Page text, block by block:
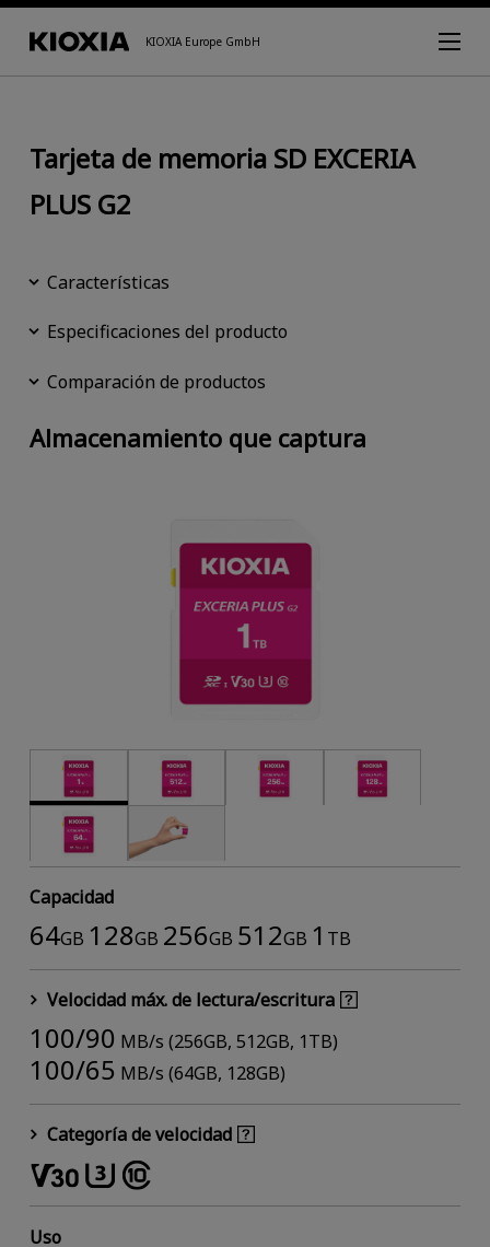
KIOXIA Europe GmbH
Tarjeta de memoria SD EXCERIA
PLUS G2
Características
Especificaciones del producto
Comparación de productos
Almacenamiento que captura
Capacidad
64GB 128GB 256GB 512GB 1 TB
Velocidad máx. de lectura/escritura
100/90 MB/s (256GB, 512GB, 1TB)
100/65 MB/s (64GB, 128GB)
Categoría de velocidad
Uso